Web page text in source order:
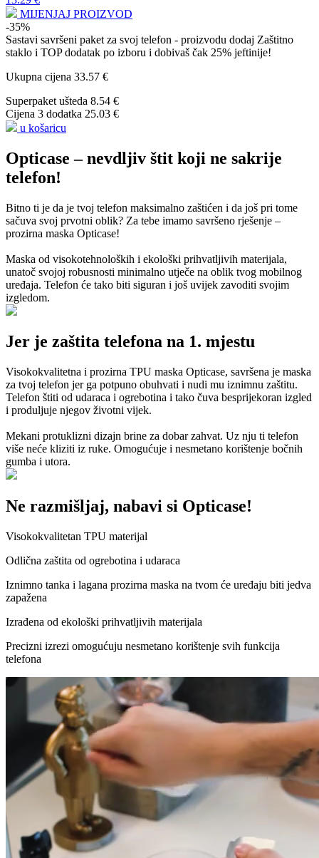
MIJENJAJ PROIZVOD
-35%
Sastavi savršeni paket za svoj telefon - proizvodu dodaj Zaštitno
staklo i TOP dodatak po izboru i dobivaš čak 25% jeftinije!
Ukupna cijena 33.57 €
Superpaket ušteda 8.54 €
Cijena 3 dodatka 25.03 €
u košaricu
Opticase – nevdljiv štit koji ne sakrije
telefon!
Bitno ti je da je tvoj telefon maksimalno zaštićen i da još pri tome
sačuva svoj prvotni oblik? Za tebe imamo savršeno rješenje –
prozirna maska Opticase!
Maska od visokotehnoloških i ekološki prihvatljivih materijala,
unatoč svojoj robusnosti minimalno utječe na oblik tvog mobilnog
uređaja. Telefon će tako biti siguran i još uvijek zavoditi svojim
izgledom.
Jer je zaštita telefona na 1. mjestu
Visokokvalitetna i prozirna TPU maska Opticase, savršena je maska
za tvoj telefon jer ga potpuno obuhvati i nudi mu iznimnu zaštitu.
Telefon štiti od udaraca i ogrebotina i tako čuva besprijekoran izgled
i produljuje njegov životni vijek.
Mekani protuklizni dizajn brine za dobar zahvat. Uz nju ti telefon
više neće kliziti iz ruke. Omogućuje i nesmetano korištenje bočnih
gumba i utora.
Ne razmišljaj, nabavi si Opticase!
Visokokvalitetan TPU materijal
Odlična zaštita od ogrebotina i udaraca
Iznimno tanka i lagana prozirna maska na tvom će uređaju biti jedva
zapažena
Izrađena od ekološki prihvatljivih materijala
Precizni izrezi omogućuju nesmetano korištenje svih funkcija
telefona